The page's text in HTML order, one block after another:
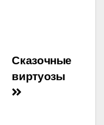
Сказочные
виртуозы